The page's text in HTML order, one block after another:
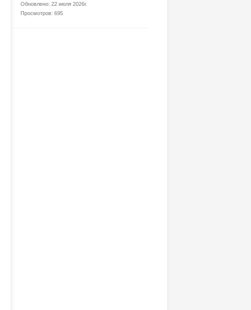
Обновлено: 22 июля 2026г.
Просмотров: 695